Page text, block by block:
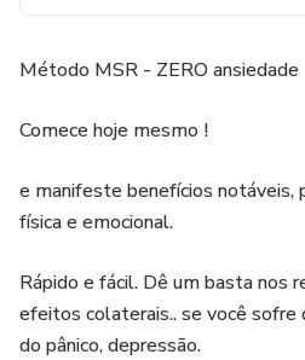
Método MSR - ZERO ansiedade
Comece hoje mesmo !
e manifeste benefícios notáveis,
física e emocional.
Rápido e fácil. Dê um basta nos
efeitos colaterais.. se você sofre
do pânico, depressão.